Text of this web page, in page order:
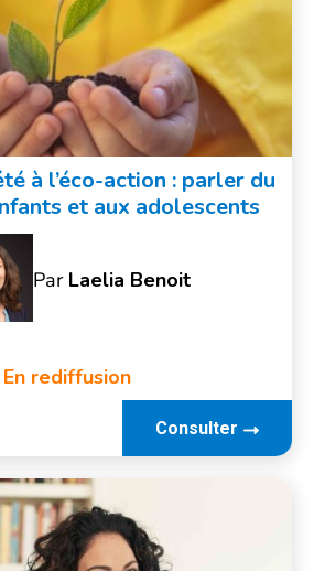
à l’éco-action : parler du
et aux adolescents
Par Laelia Benoit
En rediffusion
Consulter